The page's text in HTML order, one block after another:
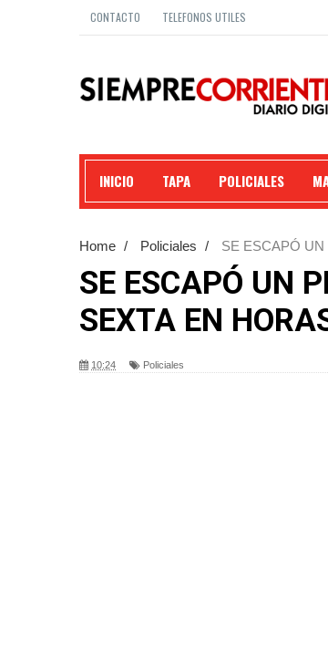
CONTACTO TELEFONOS UTILES
INICIO TAPA POLICIALES
Home / Policiales / SE ESCAPÓ
SE ESCAPÓ UN
SEXTA EN
10:24 Policiales